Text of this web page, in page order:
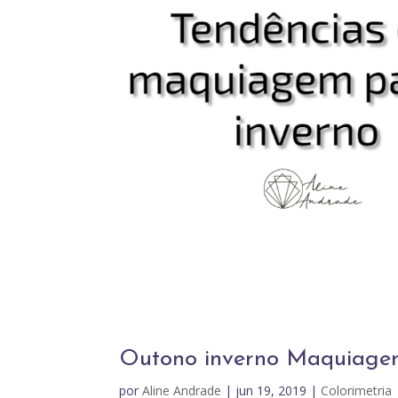
Outono inverno
porAline Andrade | jun 19, 2019 | Colorimetria